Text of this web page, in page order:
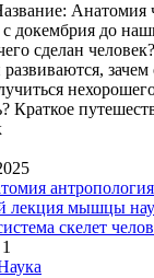
Анатомия
с докембрия до
сделан
развиваются,
Краткое
антропология
лекция мышцы
скелет